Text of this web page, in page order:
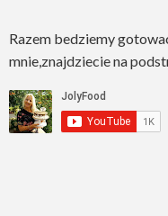
Razem bedziemy
mnie,znajdziecie na